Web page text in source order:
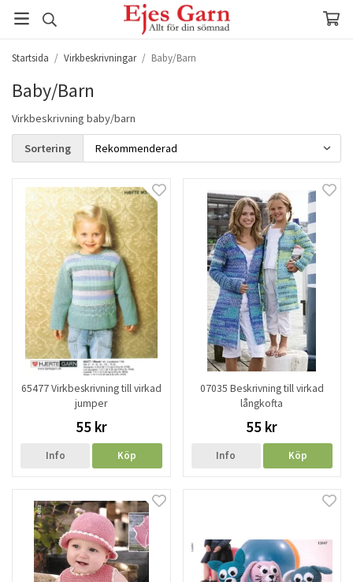
Startsida / Virkbeskrivningar / Baby/Barn
Baby/Barn
Virkbeskrivning baby/barn
Sortering
65477 Virkbeskrivning till virkad
jumper
55 kr
Info Köp
07035 Beskrivning till virkad
långkofta
55 kr
Info Köp